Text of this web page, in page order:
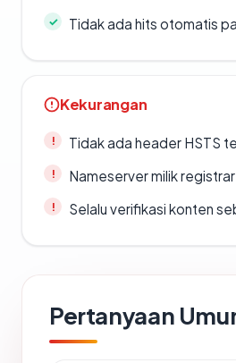
Tidak ada hits otomatis
Kekurangan
Tidak ada header HSTS
Nameserver milik
Selalu verifikasi konten
Pertanyaan